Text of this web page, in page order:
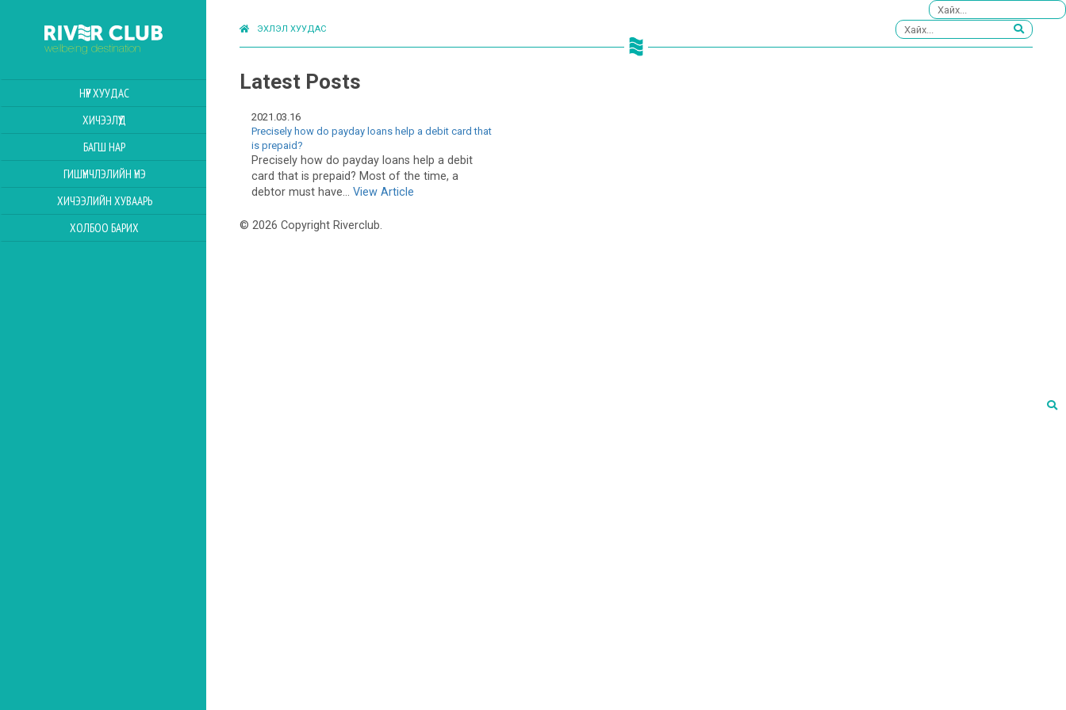
НҮҮР ХУУДАС
ХИЧЭЭЛҮҮД
БАГШ НАР
ГИШҮҮНЧЛЭЛИЙН ҮНЭ
ХИЧЭЭЛИЙН ХУВААРЬ
ХОЛБОО БАРИХ
ЭХЛЭЛ ХУУДАС
Latest Posts
2021.03.16
Precisely how do payday loans help a debit card that
is prepaid?
Precisely how do payday loans help a debit
card that is prepaid? Most of the time, a
debtor must have... View Article
© 2026 Copyright Riverclub.